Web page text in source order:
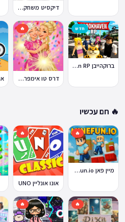
דיקסיט משחק Dixit
חדש
ברוקהייבן Brookhaven RP
🔥
דרס טו אימפרס Dress To Impress
🔥 חם עכשיו
🔥
מיין פאן MineFun.io
🔥
אונו אונליין UNO
🔥
🔥